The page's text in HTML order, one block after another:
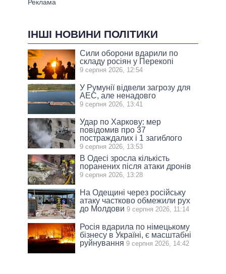
ІНШІ НОВИНИ ПОЛІТИКИ
Сили оборони вдарили по
складу росіян у Перекопі
9 серпня 2026, 12:54
У Румунії відвели загрозу для
АЕС, але ненадовго
9 серпня 2026, 13:41
Удар по Харкову: мер
повідомив про 37
постраждалих і 1 загиблого
9 серпня 2026, 13:53
В Одесі зросла кількість
поранених після атаки дронів
9 серпня 2026, 13:28
На Одещині через російську
атаку частково обмежили рух
до Молдови 9 серпня 2026, 11:14
Росія вдарила по німецькому
бізнесу в Україні, є масштабні
руйнування 9 серпня 2026, 14:42